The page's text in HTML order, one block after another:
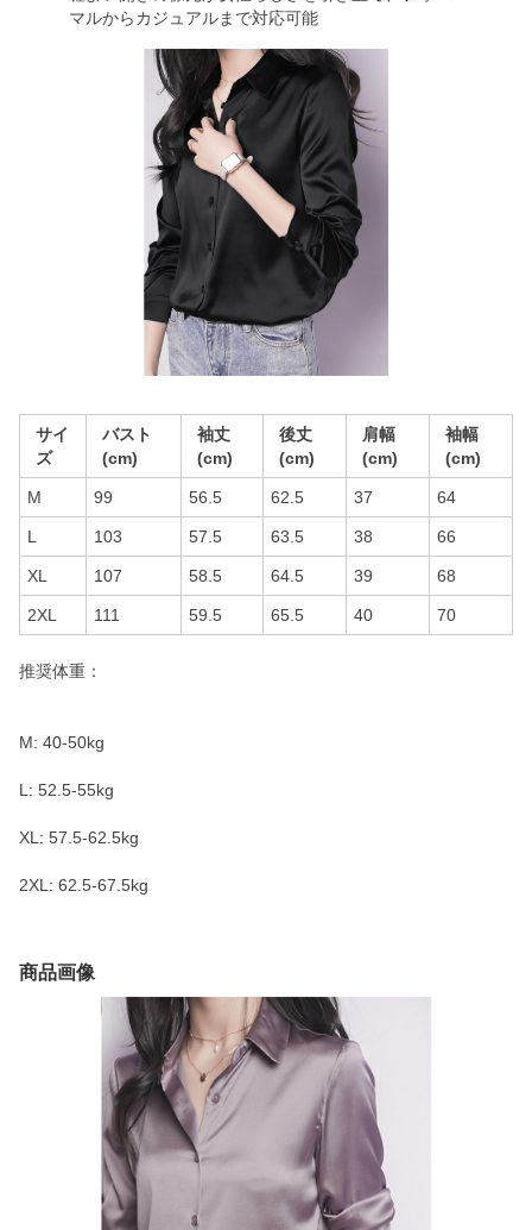
マルからカジュアルまで対応可能
サイ
ズ
バスト
(cm)
袖丈
(cm)
後丈
(cm)
肩幅
(cm)
袖幅
(cm)
M 99 56.5 62.5 37 64
L 103 57.5 63.5 38 66
XL 107 58.5 64.5 39 68
2XL 111 59.5 65.5 40 70
推奨体重：
M: 40-50kg
L: 52.5-55kg
XL: 57.5-62.5kg
2XL: 62.5-67.5kg
商品画像